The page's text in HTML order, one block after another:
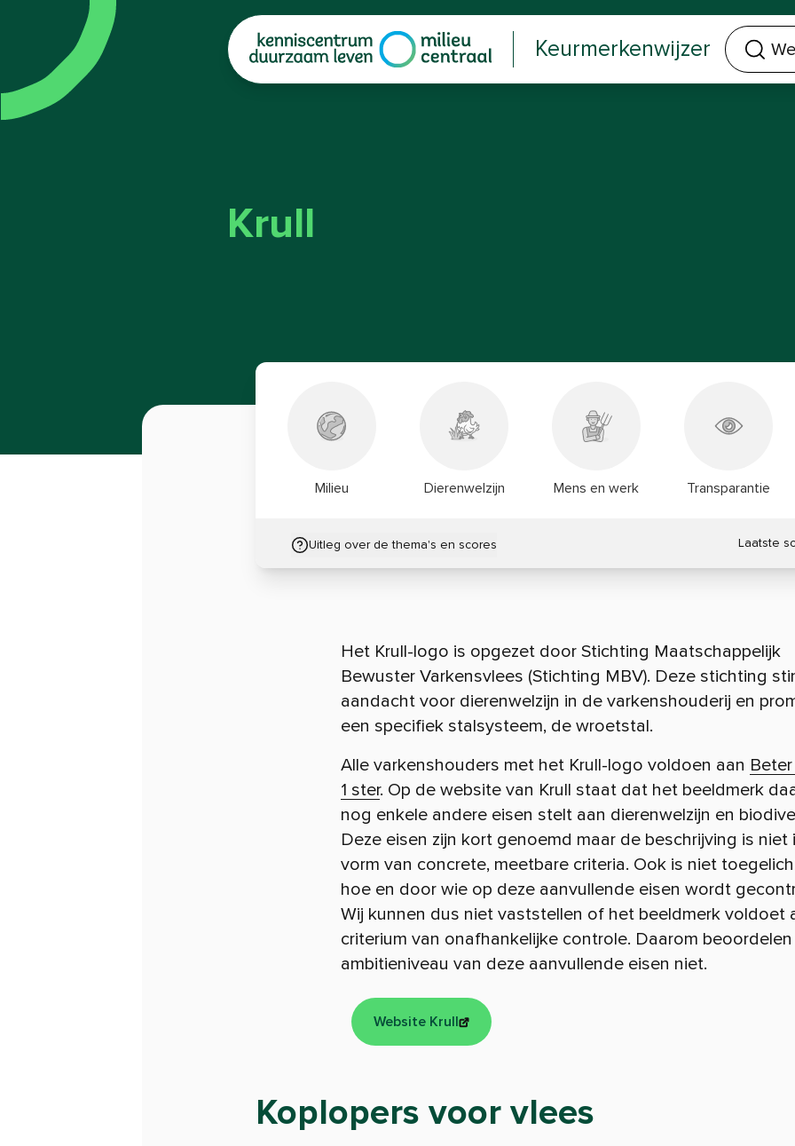
| Keurmerkenwijzer
Welk keurmerk of product zoek je?
Krull
Milieu Dierenwelzijn Mens en werk Transparantie
Uitleg over de thema's en scores Laatste
Het Krull-logo is opgezet door Stichting Maatschappelijk
Bewuster Varkensvlees (Stichting MBV). Deze stichting
aandacht voor dierenwelzijn in de varkenshouderij en
een specifiek stalsysteem, de wroetstal.
Alle varkenshouders met het Krull-logo voldoen aan
1 ster. Op de website van Krull staat dat het beeldmerk
nog enkele andere eisen stelt aan dierenwelzijn en
Deze eisen zijn kort genoemd maar de beschrijving is niet
vorm van concrete, meetbare criteria. Ook is niet
hoe en door wie op deze aanvullende eisen wordt
Wij kunnen dus niet vaststellen of het beeldmerk voldoet
criterium van onafhankelijke controle. Daarom
ambitieniveau van deze aanvullende eisen niet.
Website Krull
Koplopers voor vlees